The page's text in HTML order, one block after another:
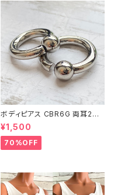
ボディピアス CBR6G 両耳2個
セット 1ボール ネジ式 簡単脱着
サージカルステンレス NY直輸
入
¥1,500
70%OFF